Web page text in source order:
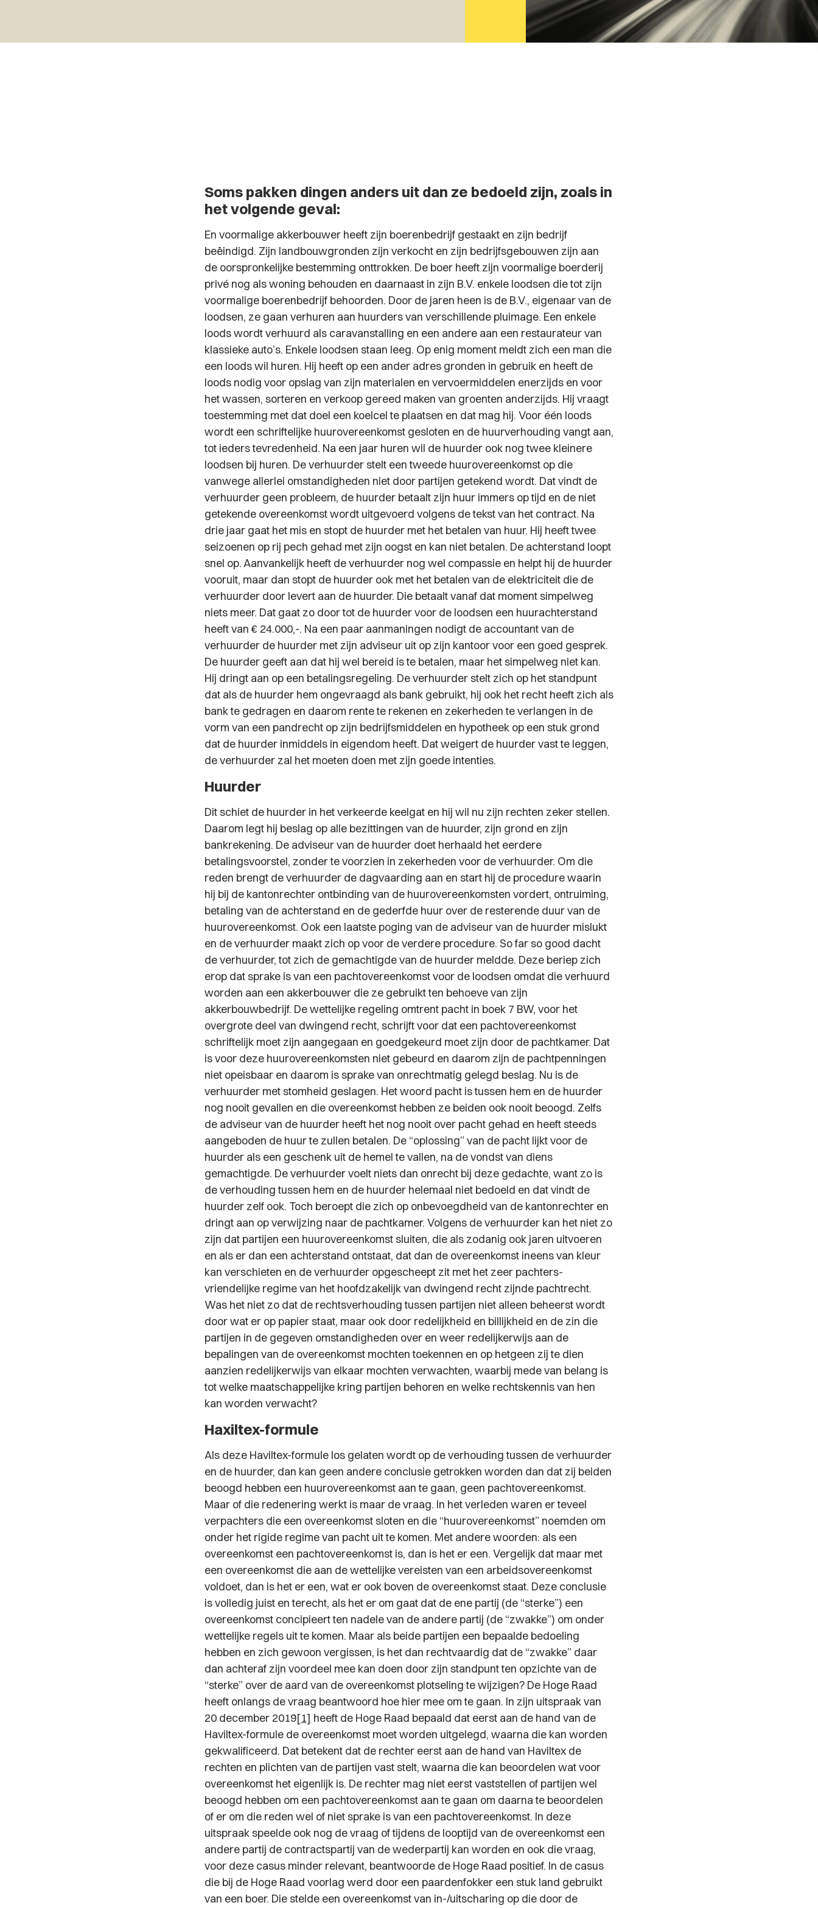
Soms pakken dingen anders uit dan ze bedoeld zijn, zoals in
het volgende geval:
En voormalige akkerbouwer heeft zijn boerenbedrijf gestaakt en zijn bedrijf
beëindigd. Zijn landbouwgronden zijn verkocht en zijn bedrijfsgebouwen zijn aan
de oorspronkelijke bestemming onttrokken. De boer heeft zijn voormalige boerderij
privé nog als woning behouden en daarnaast in zijn B.V. enkele loodsen die tot zijn
voormalige boerenbedrijf behoorden. Door de jaren heen is de B.V., eigenaar van de
loodsen, ze gaan verhuren aan huurders van verschillende pluimage. Een enkele
loods wordt verhuurd als caravanstalling en een andere aan een restaurateur van
klassieke auto’s. Enkele loodsen staan leeg. Op enig moment meldt zich een man die
een loods wil huren. Hij heeft op een ander adres gronden in gebruik en heeft de
loods nodig voor opslag van zijn materialen en vervoermiddelen enerzijds en voor
het wassen, sorteren en verkoop gereed maken van groenten anderzijds. Hij vraagt
toestemming met dat doel een koelcel te plaatsen en dat mag hij. Voor één loods
wordt een schriftelijke huurovereenkomst gesloten en de huurverhouding vangt aan,
tot ieders tevredenheid. Na een jaar huren wil de huurder ook nog twee kleinere
loodsen bij huren. De verhuurder stelt een tweede huurovereenkomst op die
vanwege allerlei omstandigheden niet door partijen getekend wordt. Dat vindt de
verhuurder geen probleem, de huurder betaalt zijn huur immers op tijd en de niet
getekende overeenkomst wordt uitgevoerd volgens de tekst van het contract. Na
drie jaar gaat het mis en stopt de huurder met het betalen van huur. Hij heeft twee
seizoenen op rij pech gehad met zijn oogst en kan niet betalen. De achterstand loopt
snel op. Aanvankelijk heeft de verhuurder nog wel compassie en helpt hij de huurder
vooruit, maar dan stopt de huurder ook met het betalen van de elektriciteit die de
verhuurder door levert aan de huurder. Die betaalt vanaf dat moment simpelweg
niets meer. Dat gaat zo door tot de huurder voor de loodsen een huurachterstand
heeft van € 24.000,-. Na een paar aanmaningen nodigt de accountant van de
verhuurder de huurder met zijn adviseur uit op zijn kantoor voor een goed gesprek.
De huurder geeft aan dat hij wel bereid is te betalen, maar het simpelweg niet kan.
Hij dringt aan op een betalingsregeling. De verhuurder stelt zich op het standpunt
dat als de huurder hem ongevraagd als bank gebruikt, hij ook het recht heeft zich als
bank te gedragen en daarom rente te rekenen en zekerheden te verlangen in de
vorm van een pandrecht op zijn bedrijfsmiddelen en hypotheek op een stuk grond
dat de huurder inmiddels in eigendom heeft. Dat weigert de huurder vast te leggen,
de verhuurder zal het moeten doen met zijn goede intenties.
Huurder
Dit schiet de huurder in het verkeerde keelgat en hij wil nu zijn rechten zeker stellen.
Daarom legt hij beslag op alle bezittingen van de huurder, zijn grond en zijn
bankrekening. De adviseur van de huurder doet herhaald het eerdere
betalingsvoorstel, zonder te voorzien in zekerheden voor de verhuurder. Om die
reden brengt de verhuurder de dagvaarding aan en start hij de procedure waarin
hij bij de kantonrechter ontbinding van de huurovereenkomsten vordert, ontruiming,
betaling van de achterstand en de gederfde huur over de resterende duur van de
huurovereenkomst. Ook een laatste poging van de adviseur van de huurder mislukt
en de verhuurder maakt zich op voor de verdere procedure. So far so good dacht
de verhuurder, tot zich de gemachtigde van de huurder meldde. Deze beriep zich
erop dat sprake is van een pachtovereenkomst voor de loodsen omdat die verhuurd
worden aan een akkerbouwer die ze gebruikt ten behoeve van zijn
akkerbouwbedrijf. De wettelijke regeling omtrent pacht in boek 7 BW, voor het
overgrote deel van dwingend recht, schrijft voor dat een pachtovereenkomst
schriftelijk moet zijn aangegaan en goedgekeurd moet zijn door de pachtkamer. Dat
is voor deze huurovereenkomsten niet gebeurd en daarom zijn de pachtpenningen
niet opeisbaar en daarom is sprake van onrechtmatig gelegd beslag. Nu is de
verhuurder met stomheid geslagen. Het woord pacht is tussen hem en de huurder
nog nooit gevallen en die overeenkomst hebben ze beiden ook nooit beoogd. Zelfs
de adviseur van de huurder heeft het nog nooit over pacht gehad en heeft steeds
aangeboden de huur te zullen betalen. De “oplossing” van de pacht lijkt voor de
huurder als een geschenk uit de hemel te vallen, na de vondst van diens
gemachtigde. De verhuurder voelt niets dan onrecht bij deze gedachte, want zo is
de verhouding tussen hem en de huurder helemaal niet bedoeld en dat vindt de
huurder zelf ook. Toch beroept die zich op onbevoegdheid van de kantonrechter en
dringt aan op verwijzing naar de pachtkamer. Volgens de verhuurder kan het niet zo
zijn dat partijen een huurovereenkomst sluiten, die als zodanig ook jaren uitvoeren
en als er dan een achterstand ontstaat, dat dan de overeenkomst ineens van kleur
kan verschieten en de verhuurder opgescheept zit met het zeer pachters-
vriendelijke regime van het hoofdzakelijk van dwingend recht zijnde pachtrecht.
Was het niet zo dat de rechtsverhouding tussen partijen niet alleen beheerst wordt
door wat er op papier staat, maar ook door redelijkheid en billijkheid en de zin die
partijen in de gegeven omstandigheden over en weer redelijkerwijs aan de
bepalingen van de overeenkomst mochten toekennen en op hetgeen zij te dien
aanzien redelijkerwijs van elkaar mochten verwachten, waarbij mede van belang is
tot welke maatschappelijke kring partijen behoren en welke rechtskennis van hen
kan worden verwacht?
Haxiltex-formule
Als deze Haviltex-formule los gelaten wordt op de verhouding tussen de verhuurder
en de huurder, dan kan geen andere conclusie getrokken worden dan dat zij beiden
beoogd hebben een huurovereenkomst aan te gaan, geen pachtovereenkomst.
Maar of die redenering werkt is maar de vraag. In het verleden waren er teveel
verpachters die een overeenkomst sloten en die “huurovereenkomst” noemden om
onder het rigide regime van pacht uit te komen. Met andere woorden: als een
overeenkomst een pachtovereenkomst is, dan is het er een. Vergelijk dat maar met
een overeenkomst die aan de wettelijke vereisten van een arbeidsovereenkomst
voldoet, dan is het er een, wat er ook boven de overeenkomst staat. Deze conclusie
is volledig juist en terecht, als het er om gaat dat de ene partij (de “sterke”) een
overeenkomst concipieert ten nadele van de andere partij (de “zwakke”) om onder
wettelijke regels uit te komen. Maar als beide partijen een bepaalde bedoeling
hebben en zich gewoon vergissen, is het dan rechtvaardig dat de “zwakke” daar
dan achteraf zijn voordeel mee kan doen door zijn standpunt ten opzichte van de
“sterke” over de aard van de overeenkomst plotseling te wijzigen? De Hoge Raad
heeft onlangs de vraag beantwoord hoe hier mee om te gaan. In zijn uitspraak van
20 december 2019[1] heeft de Hoge Raad bepaald dat eerst aan de hand van de
Haviltex-formule de overeenkomst moet worden uitgelegd, waarna die kan worden
gekwalificeerd. Dat betekent dat de rechter eerst aan de hand van Haviltex de
rechten en plichten van de partijen vast stelt, waarna die kan beoordelen wat voor
overeenkomst het eigenlijk is. De rechter mag niet eerst vaststellen of partijen wel
beoogd hebben om een pachtovereenkomst aan te gaan om daarna te beoordelen
of er om die reden wel of niet sprake is van een pachtovereenkomst. In deze
uitspraak speelde ook nog de vraag of tijdens de looptijd van de overeenkomst een
andere partij de contractspartij van de wederpartij kan worden en ook die vraag,
voor deze casus minder relevant, beantwoorde de Hoge Raad positief. In de casus
die bij de Hoge Raad voorlag werd door een paardenfokker een stuk land gebruikt
van een boer. Die stelde een overeenkomst van in-/uitscharing op die door de